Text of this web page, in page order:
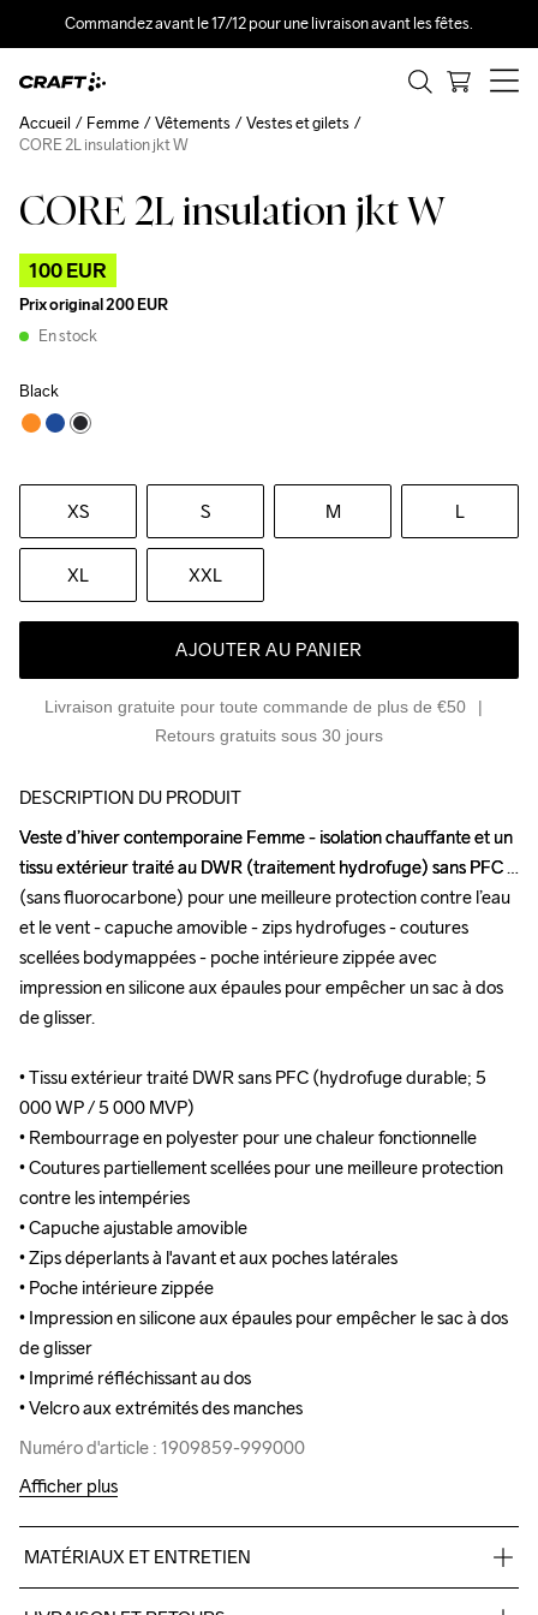
Commandez avant le 17/12 pour une livraison avant les fêtes.
CORE 2L insulation jkt W
100 EUR
Prix original200 EUR
En stock
Black
XS S M L
XL XXL
AJOUTER AU PANIER
Livraison gratuite pour toute commande de plus de €50
Retours gratuits sous 30 jours
Accueil Femme Vêtements
Vestes et gilets
CORE 2L insulation jkt W
Outlet
DESCRIPTION DU PRODUIT
Veste d’hiver contemporaine Femme - isolation chauffante et un
tissu extérieur traité au DWR (traitement hydrofuge) sans PFC
(sans fluorocarbone) pour une meilleure protection contre l’eau
et le vent - capuche amovible - zips hydrofuges - coutures
scellées bodymappées - poche intérieure zippée avec
impression en silicone aux épaules pour empêcher un sac à dos
de glisser.
• Tissu extérieur traité DWR sans PFC (hydrofuge durable; 5
000 WP / 5 000 MVP)
• Rembourrage en polyester pour une chaleur fonctionnelle
• Coutures partiellement scellées pour une meilleure protection
contre les intempéries
• Capuche ajustable amovible
• Zips déperlants à l'avant et aux poches latérales
• Poche intérieure zippée
• Impression en silicone aux épaules pour empêcher le sac à dos
de glisser
• Imprimé réfléchissant au dos
• Velcro aux extrémités des manches
Numéro d'article : 1909859-999000
Veste d’hiver contemporaine Femme - isolation chauffante et un
tissu extérieur traité au DWR (traitement hydrofuge) sans PFC
(sans fluorocarbone) pour une meilleure protection contre l’eau
et le vent - capuche amovible - zips hydrofuges - coutures
scellées bodymappées - poche intérieure zippée avec
impression en silicone aux épaules pour empêcher un sac à dos
de glisser.
• Tissu extérieur traité DWR sans PFC (hydrofuge durable; 5
000 WP / 5 000 MVP)
• Rembourrage en polyester pour une chaleur fonctionnelle
• Coutures partiellement scellées pour une meilleure protection
contre les intempéries
• Capuche ajustable amovible
• Zips déperlants à l'avant et aux poches latérales
• Poche intérieure zippée
• Impression en silicone aux épaules pour empêcher le sac à dos
de glisser
• Imprimé réfléchissant au dos
• Velcro aux extrémités des manches
Numéro d'article : 1909859-999000
Afficher plus
MATÉRIAUX ET ENTRETIEN